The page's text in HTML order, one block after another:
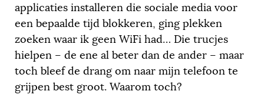
applicaties installeren die sociale media voor
een bepaalde tijd blokkeren, ging plekken
zoeken waar ik geen WiFi had… Die trucjes
hielpen – de ene al beter dan de ander – maar
toch bleef de drang om naar mijn telefoon te
grijpen best groot. Waarom toch?